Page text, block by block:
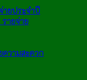
ยประจำปี
ายจ่าย
วามสะดวก